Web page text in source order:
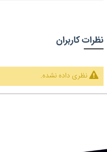
نظرات کاربران
نظری داده نشده.